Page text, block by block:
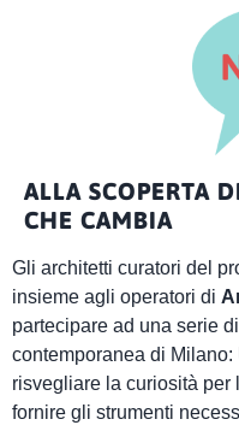
ALLA SCOPERTA
CHE CAMBIA
Gli architetti curatori del
insieme agli operatori di
partecipare ad una serie
contemporanea di
risvegliare la curiosità per
fornire gli strumenti